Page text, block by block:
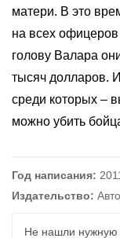
матери. В это
на всех
голову Валара
тысяч долларов.
среди которых –
можно убить
Год написания:
Издательство:
Не нашли нужную